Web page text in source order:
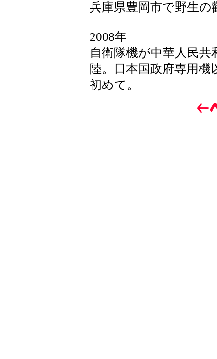
兵庫県豊岡市で野生
2008年
自衛隊機が中華人民
陸。日本国政府専用
初めて。